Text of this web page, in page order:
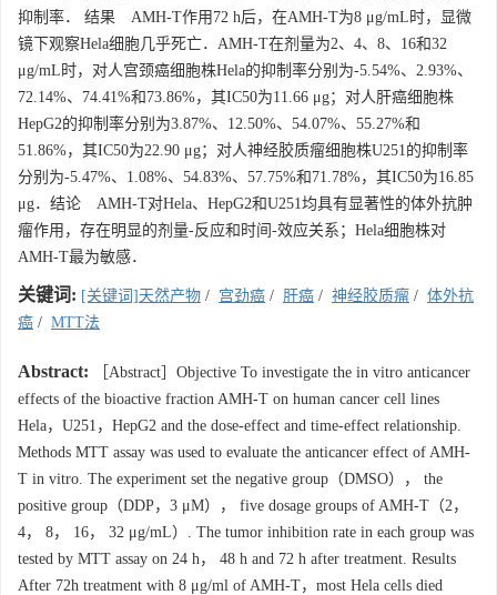
抑制率． 结果 AMH-T作用72 h后，在AMH-T为8 μg/mL时，显微
镜下观察Hela细胞几乎死亡．AMH-T在剂量为2、4、8、16和32
μg/mL时，对人宫颈癌细胞株Hela的抑制率分别为-5.54%、2.93%、
72.14%、74.41%和73.86%，其IC50为11.66 μg；对人肝癌细胞株
HepG2的抑制率分别为3.87%、12.50%、54.07%、55.27%和
51.86%，其IC50为22.90 μg；对人神经胶质瘤细胞株U251的抑制率
分别为-5.47%、1.08%、54.83%、57.75%和71.78%，其IC50为16.85
μg．结论 AMH-T对Hela、HepG2和U251均具有显著性的体外抗肿
瘤作用，存在明显的剂量-反应和时间-效应关系；Hela细胞株对
AMH-T最为敏感．
关键词: [关键词]天然产物 / 宫劲癌 / 肝癌 / 神经胶质瘤 / 体外抗
癌 / MTT法
Abstract: ［Abstract］Objective To investigate the in vitro anticancer
effects of the bioactive fraction AMH-T on human cancer cell lines
Hela，U251，HepG2 and the dose-effect and time-effect relationship.
Methods MTT assay was used to evaluate the anticancer effect of AMH-
T in vitro. The experiment set the negative group（DMSO）， the
positive group（DDP，3 μM）， five dosage groups of AMH-T（2，
4， 8， 16， 32 μg/mL）. The tumor inhibition rate in each group was
tested by MTT assay on 24 h， 48 h and 72 h after treatment. Results
After 72h treatment with 8 μg/ml of AMH-T，most Hela cells died